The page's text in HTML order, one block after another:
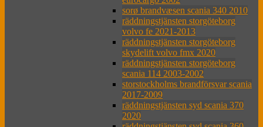
sorø brandvæsen scania 340 2010
räddningstjänsten storgöteborg
volvo fe 2021-2013
räddningstjänsten storgöteborg
skydelift volvo fmx 2020
räddningstjänsten storgöteborg
scania 114 2003-2002
storstockholms brandförsvar scania
2017-2009
räddningstjänsten syd scania 370
2020